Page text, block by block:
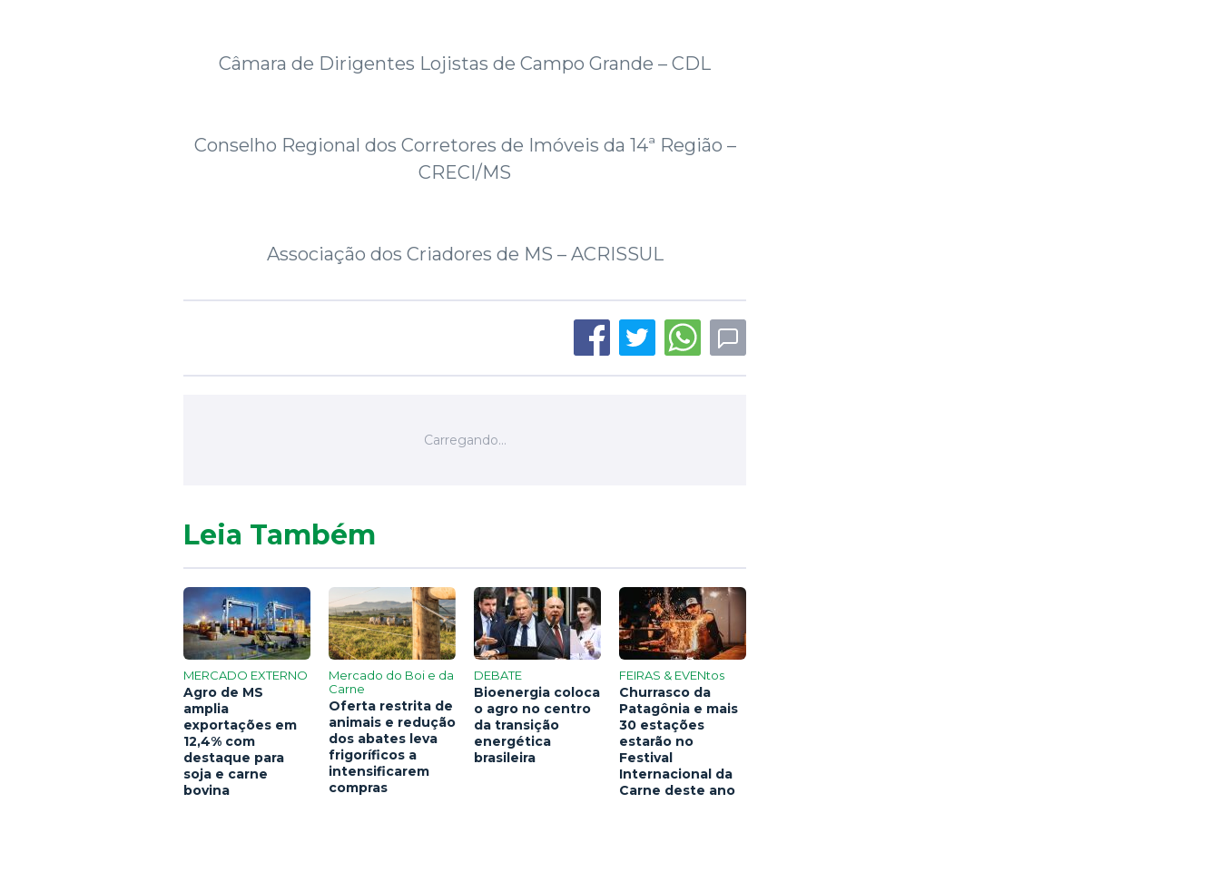
Câmara de Dirigentes Lojistas de Campo Grande – CDL
Conselho Regional dos Corretores de Imóveis da 14ª Região –
CRECI/MS
Associação dos Criadores de MS – ACRISSUL
Leia Também
MERCADO EXTERNO
Agro de MS
amplia
exportações em
12,4% com
destaque para
soja e carne
bovina
Mercado do Boi e da
Carne
Oferta restrita de
animais e redução
dos abates leva
frigoríficos a
intensificarem
compras
DEBATE
Bioenergia coloca
o agro no centro
da transição
energética
brasileira
FEIRAS & EVENtos
Churrasco da
Patagônia e mais
30 estações
estarão no
Festival
Internacional da
Carne deste ano